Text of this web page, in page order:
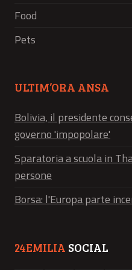
Food
Pets
ULTIM’ORA ANSA
Bolivia, il presidente
governo 'impopolare'
Sparatoria a scuola in
persone
Borsa: l'Europa parte
24EMILIA SOCIAL